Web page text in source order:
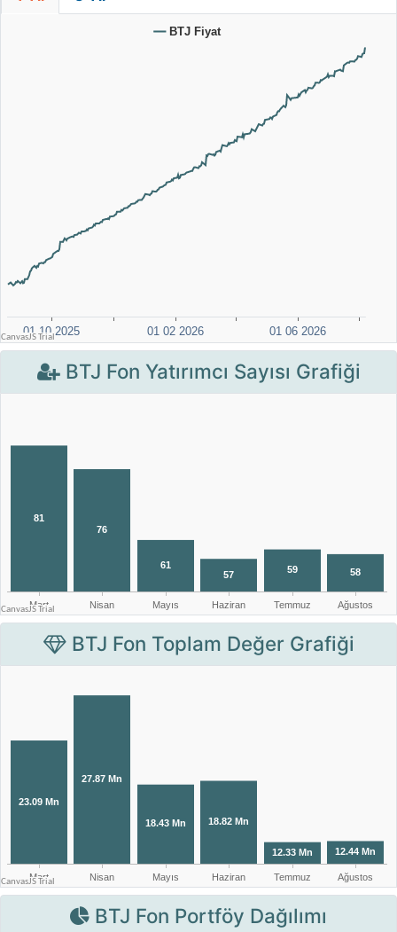
BTJ Fon Yatırımcı Sayısı Grafiği
BTJ Fon Toplam Değer Grafiği
BTJ Fon Portföy Dağılımı